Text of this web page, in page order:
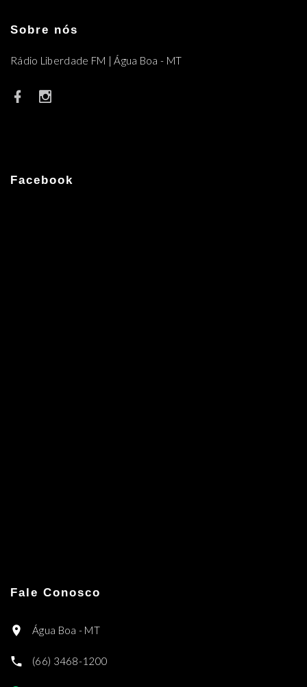
Sobre nós
Rádio Liberdade FM | Água Boa - MT
Facebook
Fale Conosco
Água Boa - MT
(66) 3468-1200